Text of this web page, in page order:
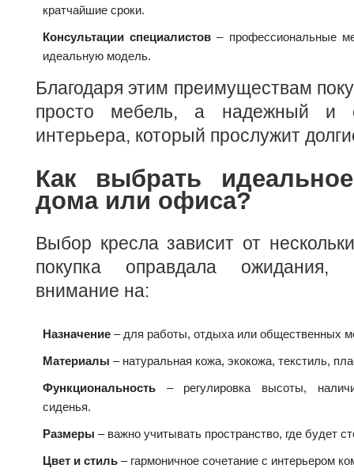
кратчайшие сроки.
Консультации специалистов – профессиональные
идеальную модель.
Благодаря этим преимуществам
просто мебель, а надежный и
интерьера, который прослужит
Как выбрать
дома или офиса?
Выбор кресла зависит от
покупка оправдала ожидания,
внимание на:
Назначение – для работы, отдыха или общественных
Материалы – натуральная кожа, экокожа, текстиль,
Функциональность – регулировка высоты,
сиденья.
Размеры – важно учитывать пространство, где будет
Цвет и стиль – гармоничное сочетание с интерьером